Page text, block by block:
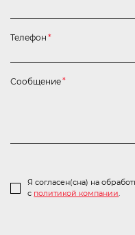
Я согласен(сна) на
с политикой компании.
Телефон *
Сообщение*